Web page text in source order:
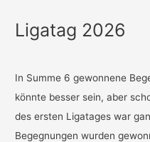
Ligatag 2026
In Summe 6 gewonnene
könnte besser sein, aber
des ersten Ligatages war
Begegnungen wurden